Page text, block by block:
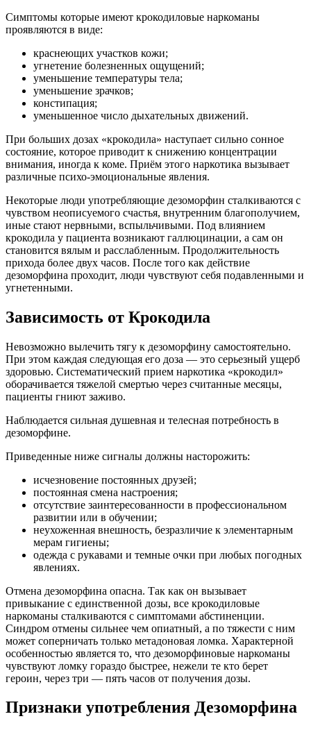
Симптомы которые имеют крокодиловые наркоманы
проявляются в виде:
краснеющих участков кожи;
угнетение болезненных ощущений;
уменьшение температуры тела;
уменьшение зрачков;
констипация;
уменьшенное число дыхательных движений.
При больших дозах «крокодила» наступает сильно сонное
состояние, которое приводит к снижению концентрации
внимания, иногда к коме. Приём этого наркотика вызывает
различные психо-эмоциональные явления.
Некоторые люди употребляющие дезоморфин сталкиваются с
чувством неописуемого счастья, внутренним благополучием,
иные стают нервными, вспыльчивыми. Под влиянием
крокодила у пациента возникают галлюцинации, а сам он
становится вялым и расслабленным. Продолжительность
прихода более двух часов. После того как действие
дезоморфина проходит, люди чувствуют себя подавленными и
угнетенными.
Зависимость от Крокодила
Невозможно вылечить тягу к дезоморфину самостоятельно.
При этом каждая следующая его доза — это серьезный ущерб
здоровью. Систематический прием наркотика «крокодил»
оборачивается тяжелой смертью через считанные месяцы,
пациенты гниют заживо.
Наблюдается сильная душевная и телесная потребность в
дезоморфине.
Приведенные ниже сигналы должны насторожить:
исчезновение постоянных друзей;
постоянная смена настроения;
отсутствие заинтересованности в профессиональном
развитии или в обучении;
неухоженная внешность, безразличие к элементарным
мерам гигиены;
одежда с рукавами и темные очки при любых погодных
явлениях.
Отмена дезоморфина опасна. Так как он вызывает
привыкание с единственной дозы, все крокодиловые
наркоманы сталкиваются с симптомами абстиненции.
Синдром отмены сильнее чем опиатный, а по тяжести с ним
может соперничать только метадоновая ломка. Характерной
особенностью является то, что дезоморфиновые наркоманы
чувствуют ломку гораздо быстрее, нежели те кто берет
героин, через три — пять часов от получения дозы.
Признаки употребления Дезоморфина